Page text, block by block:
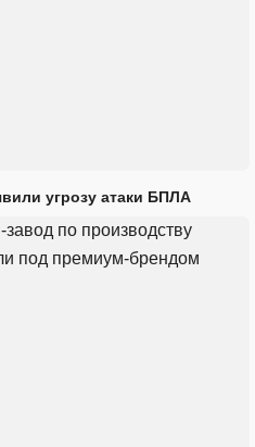
угрозу атаки БПЛА